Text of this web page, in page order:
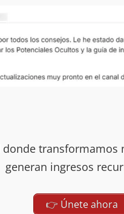
transformamos
generan ingresos
👉 Únete ahora